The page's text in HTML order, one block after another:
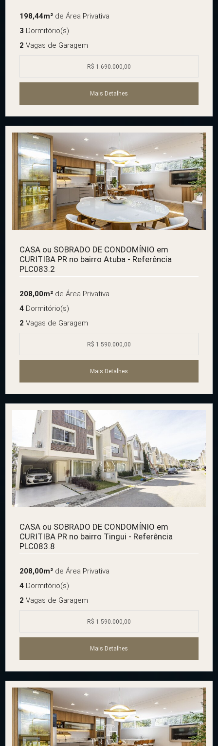
198,44m²de Área Privativa
3 Dormitório(s)
2 Vagas de Garagem
R$ 1.690.000,00
Mais Detalhes
CASA ou SOBRADO DE CONDOMÍNIO em
CURITIBA PR no bairro Atuba - Referência
PLC083.2
208,00m²de Área Privativa
4Dormitório(s)
2 Vagas de Garagem
R$ 1.590.000,00
Mais Detalhes
CASA ou SOBRADO DE CONDOMÍNIO em
CURITIBA PR no bairro Tingui - Referência
PLC083.8
208,00m²de Área Privativa
4Dormitório(s)
2 Vagas de Garagem
R$ 1.590.000,00
Mais Detalhes